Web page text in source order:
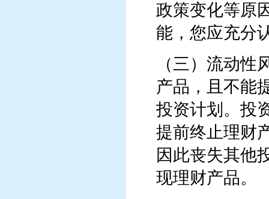
政策变化等原
能，您应充分
（三）流动
产品，且不能
投资计划。投
提前终止理财
因此丧失其他
现理财产品。